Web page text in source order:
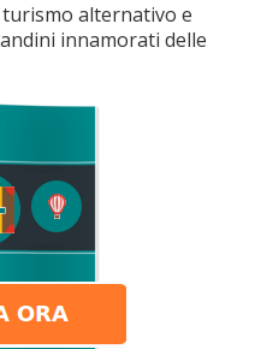
alternativo e
innamorati delle